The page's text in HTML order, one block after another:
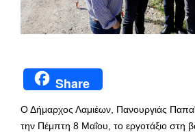
Share
Ο Δήμαρχος Λαμιέων, Πανουργιάς
την Πέμπτη 8 Μαΐου, το εργοτάξιο στη